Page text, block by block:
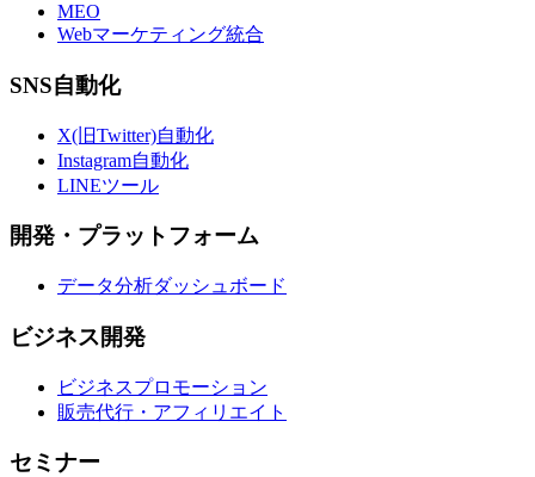
MEO
Webマーケティング統合
SNS自動化
X(旧Twitter)自動化
Instagram自動化
LINEツール
開発・プラットフォーム
データ分析ダッシュボード
ビジネス開発
ビジネスプロモーション
販売代行・アフィリエイト
セミナー